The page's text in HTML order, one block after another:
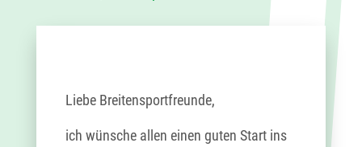
Liebe Breitensportfreunde,
ich wünsche allen einen guten Start ins